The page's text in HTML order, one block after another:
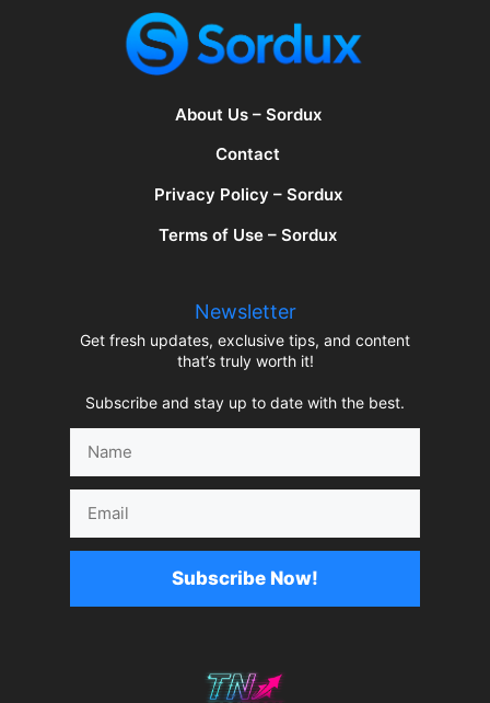
About Us – Sordux
Contact
Privacy Policy – Sordux
Terms of Use – Sordux
Newsletter
Get fresh updates, exclusive tips, and content
that’s truly worth it!
Subscribe and stay up to date with the best.
Subscribe Now!